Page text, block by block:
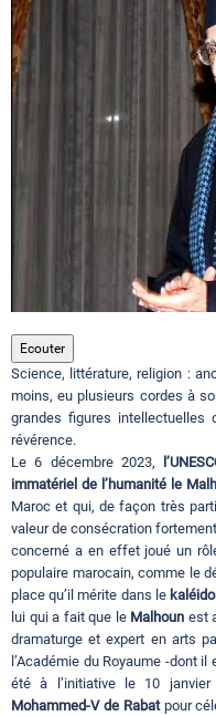
Circuits touristiques
Evenements
Contact
Ecouter
Science, littérature, religion :
moins, eu plusieurs cordes à
grandes figures intellectuelles
révérence.
Le 6 décembre 2023,
immatériel de l’humanité le
Maroc et qui, de façon très
valeur de consécration
concerné a en effet joué un
populaire marocain, comme le
place qu’il mérite dans le
lui qui a fait que le Malhoun est
dramaturge et expert en arts
l’Académie du Royaume -dont
été à l’initiative le 10 janvier
Mohammed-V de Rabatpour